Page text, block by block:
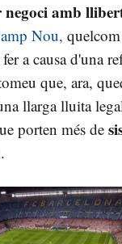
amb
Nou,
a causa d'una
que, ara,
llarga lluita
porten més de